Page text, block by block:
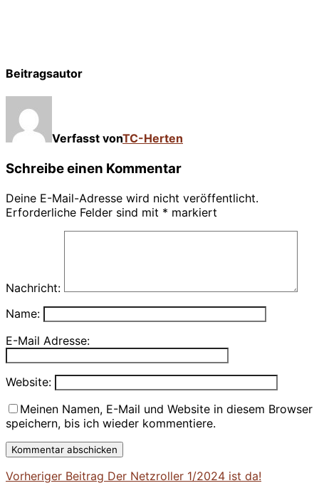
Beitragsautor
Verfasst vonTC-Herten
Schreibe einen Kommentar
Deine E-Mail-Adresse wird nicht veröffentlicht.
Erforderliche Felder sind mit * markiert
Nachricht:
Name:
E-Mail Adresse:
Website:
Meinen Namen, E-Mail und Website in diesem Browser
speichern, bis ich wieder kommentiere.
Beitragsnavigation
Vorheriger
Vorheriger Beitrag Der Netzroller 1/2024 ist da!